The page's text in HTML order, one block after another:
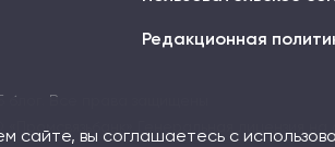
Редакционная
Все права защищены
«Промсвязьбанк» Генеральная лицензия
сайте, вы соглашаетесь с